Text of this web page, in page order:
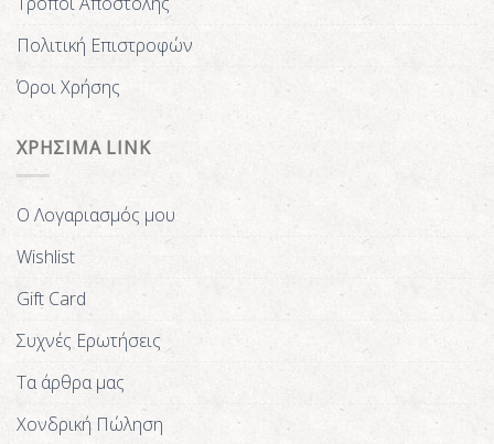
Πολιτική Επιστροφών
Όροι Χρήσης
ΧΡΗΣΙΜΑ LINK
Ο Λογαριασμός μου
Wishlist
Gift Card
Συχνές Ερωτήσεις
Τα άρθρα μας
Χονδρική Πώληση